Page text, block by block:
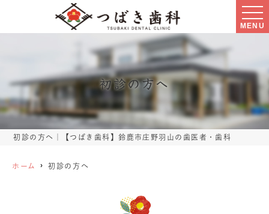
MENU
初診の方へ
初診の方へ｜【つばき歯科】鈴鹿市庄野羽山の歯医者・歯科
ホーム 初診の方へ